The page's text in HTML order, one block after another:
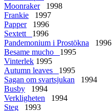
Moonraker1998
Frankie 1997
Papper1996
Sextett 1996
Pandemonium i Prostökna 1996
Besame mucho 1995
Vinterlek 1995
Autumn leaves 1995
Sagan om svartsjukan 1994
Busby 1994
Verkligheten 1994
Steg 1993